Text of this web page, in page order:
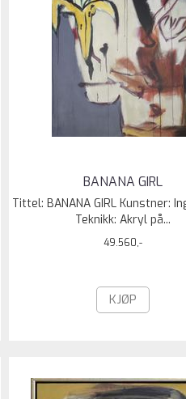
BANANA GIRL
Tittel: BANANA GIRL Kunstner:
Teknikk: Akryl på...
49.560,-
KJØP